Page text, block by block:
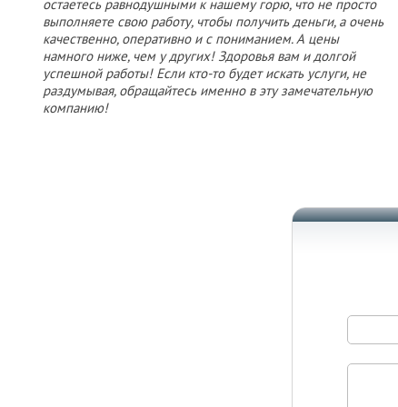
остаетесь равнодушными к нашему горю, что не просто
выполняете свою работу, чтобы получить деньги, а очень
качественно, оперативно и с пониманием. А цены
намного ниже, чем у других! Здоровья вам и долгой
успешной работы! Если кто-то будет искать услуги, не
раздумывая, обращайтесь именно в эту замечательную
компанию!